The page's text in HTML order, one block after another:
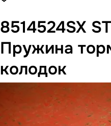
8514524SX
Пружина
колодок